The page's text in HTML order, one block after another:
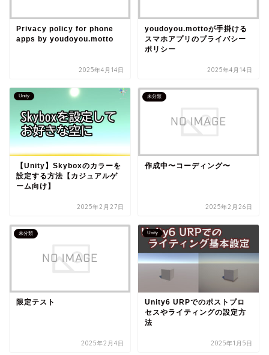
Privacy policy for phone
apps by youdoyou.motto
2025年4月14日
youdoyou.mottoが手掛ける
スマホアプリのプライバシー
ポリシー
2025年4月14日
Unity
【Unity】Skyboxのカラーを
設定する方法【カジュアルゲ
ーム向け】
2025年2月27日
未分類
作成中〜コーディング〜
2025年2月26日
未分類
限定テスト
2025年2月4日
Unity
Unity6 URPでのポストプロ
セスやライティングの設定方
法
2025年1月5日